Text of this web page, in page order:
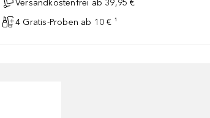
Versandkostenfrei ab 39,95 €
4 Gratis-Proben ab 10 € ¹